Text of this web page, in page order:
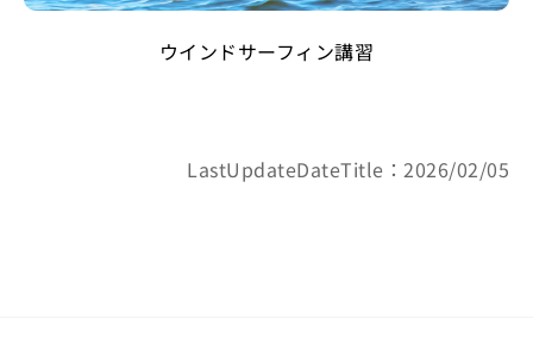
ウインドサーフィン講習
LastUpdateDateTitle：2026/02/05